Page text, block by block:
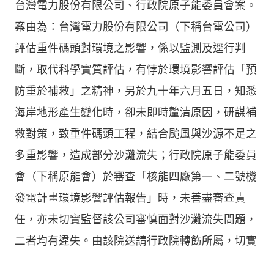
台灣電力股份有限公司、行政院原子能委員會案。
案由為：台灣電力股份有限公司（下稱台電公司）
評估重件碼頭對環境之影響，係以監測及逕行判
斷，取代科學實質評估，有悖於環境影響評估「預
防重於補救」之精神，另於九十年六月五日，知悉
海岸地形產生變化時，卻未即時釐清原因，研謀補
救對策，致重件碼頭工程，結合颱風與沙源不足之
多重影響，造成部分沙灘流失；行政院原子能委員
會（下稱原能會）於審查「核能四廠第一、二號機
發電計畫環境影響評估報告」時，未善盡審查責
任，亦未切實監督該公司審慎面對沙灘流失問題，
二者均有違失。由該院送請行政院轉飭所屬，切實